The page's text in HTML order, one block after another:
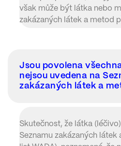
však může být látka nebo
zakázaných látek a metod
Jsou povolena
nejsou uvedena na
zakázaných látek a
Skutečnost, že látka
Seznamu zakázaných